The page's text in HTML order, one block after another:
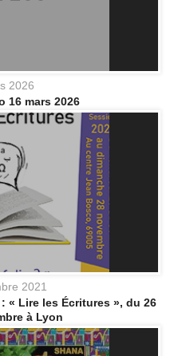
2026
16 mars 2026
2021
Lire les Écritures », du 26
à Lyon